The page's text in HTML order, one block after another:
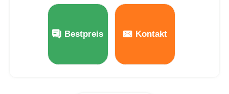
Maschine zum Markieren mit Faserlaser
Bestpreis Kontakt